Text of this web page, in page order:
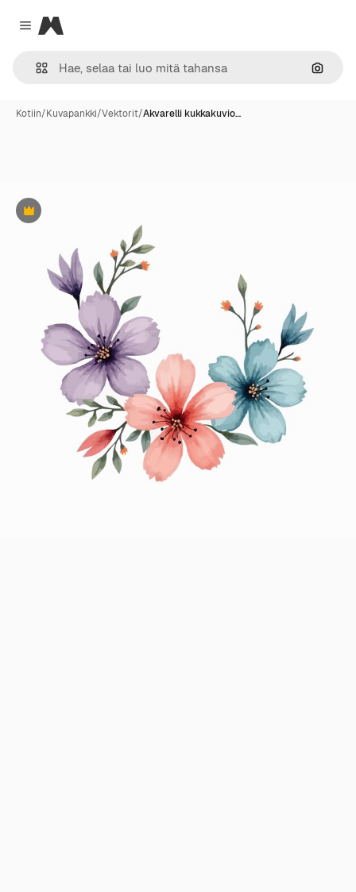
Close menu
Magnific
Hae
Kotiin/Kuvapankki/Vektorit/Akvarelli kukkakuvio…
Premium